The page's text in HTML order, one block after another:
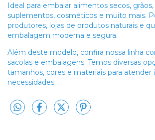
Ideal para embalar alimentos secos,
suplementos, cosméticos e muito mais.
produtores, lojas de produtos naturais e
embalagem moderna e segura.
Além deste modelo, confira nossa linha
sacolas e embalagens. Temos diversas
tamanhos, cores e materiais para atender
necessidades.